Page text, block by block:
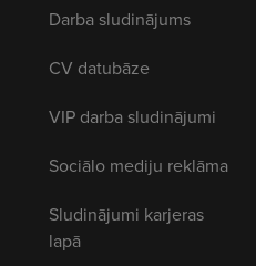
Darba sludinājums
CV datubāze
VIP darba sludinājumi
Sociālo mediju reklāma
Sludinājumi karjeras
lapā